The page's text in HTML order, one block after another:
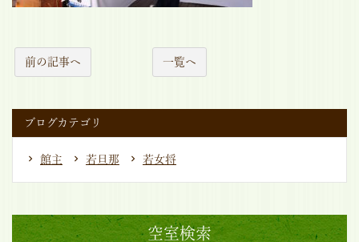
前の記事へ 一覧へ
ブログカテゴリ
館主 若旦那 若女将
空室検索